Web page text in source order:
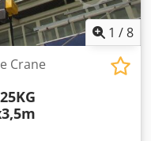
1 /8
Crane